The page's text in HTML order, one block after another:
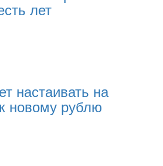
лет
настаивать на
новому рублю